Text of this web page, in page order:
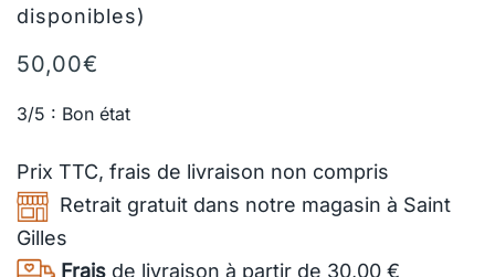
disponibles)
50,00€
3/5 : Bon état
Prix TTC, frais de livraison non compris
Retrait gratuit dans notre magasin à Saint
Gilles
Frais de livraison à partir de 30,00 €